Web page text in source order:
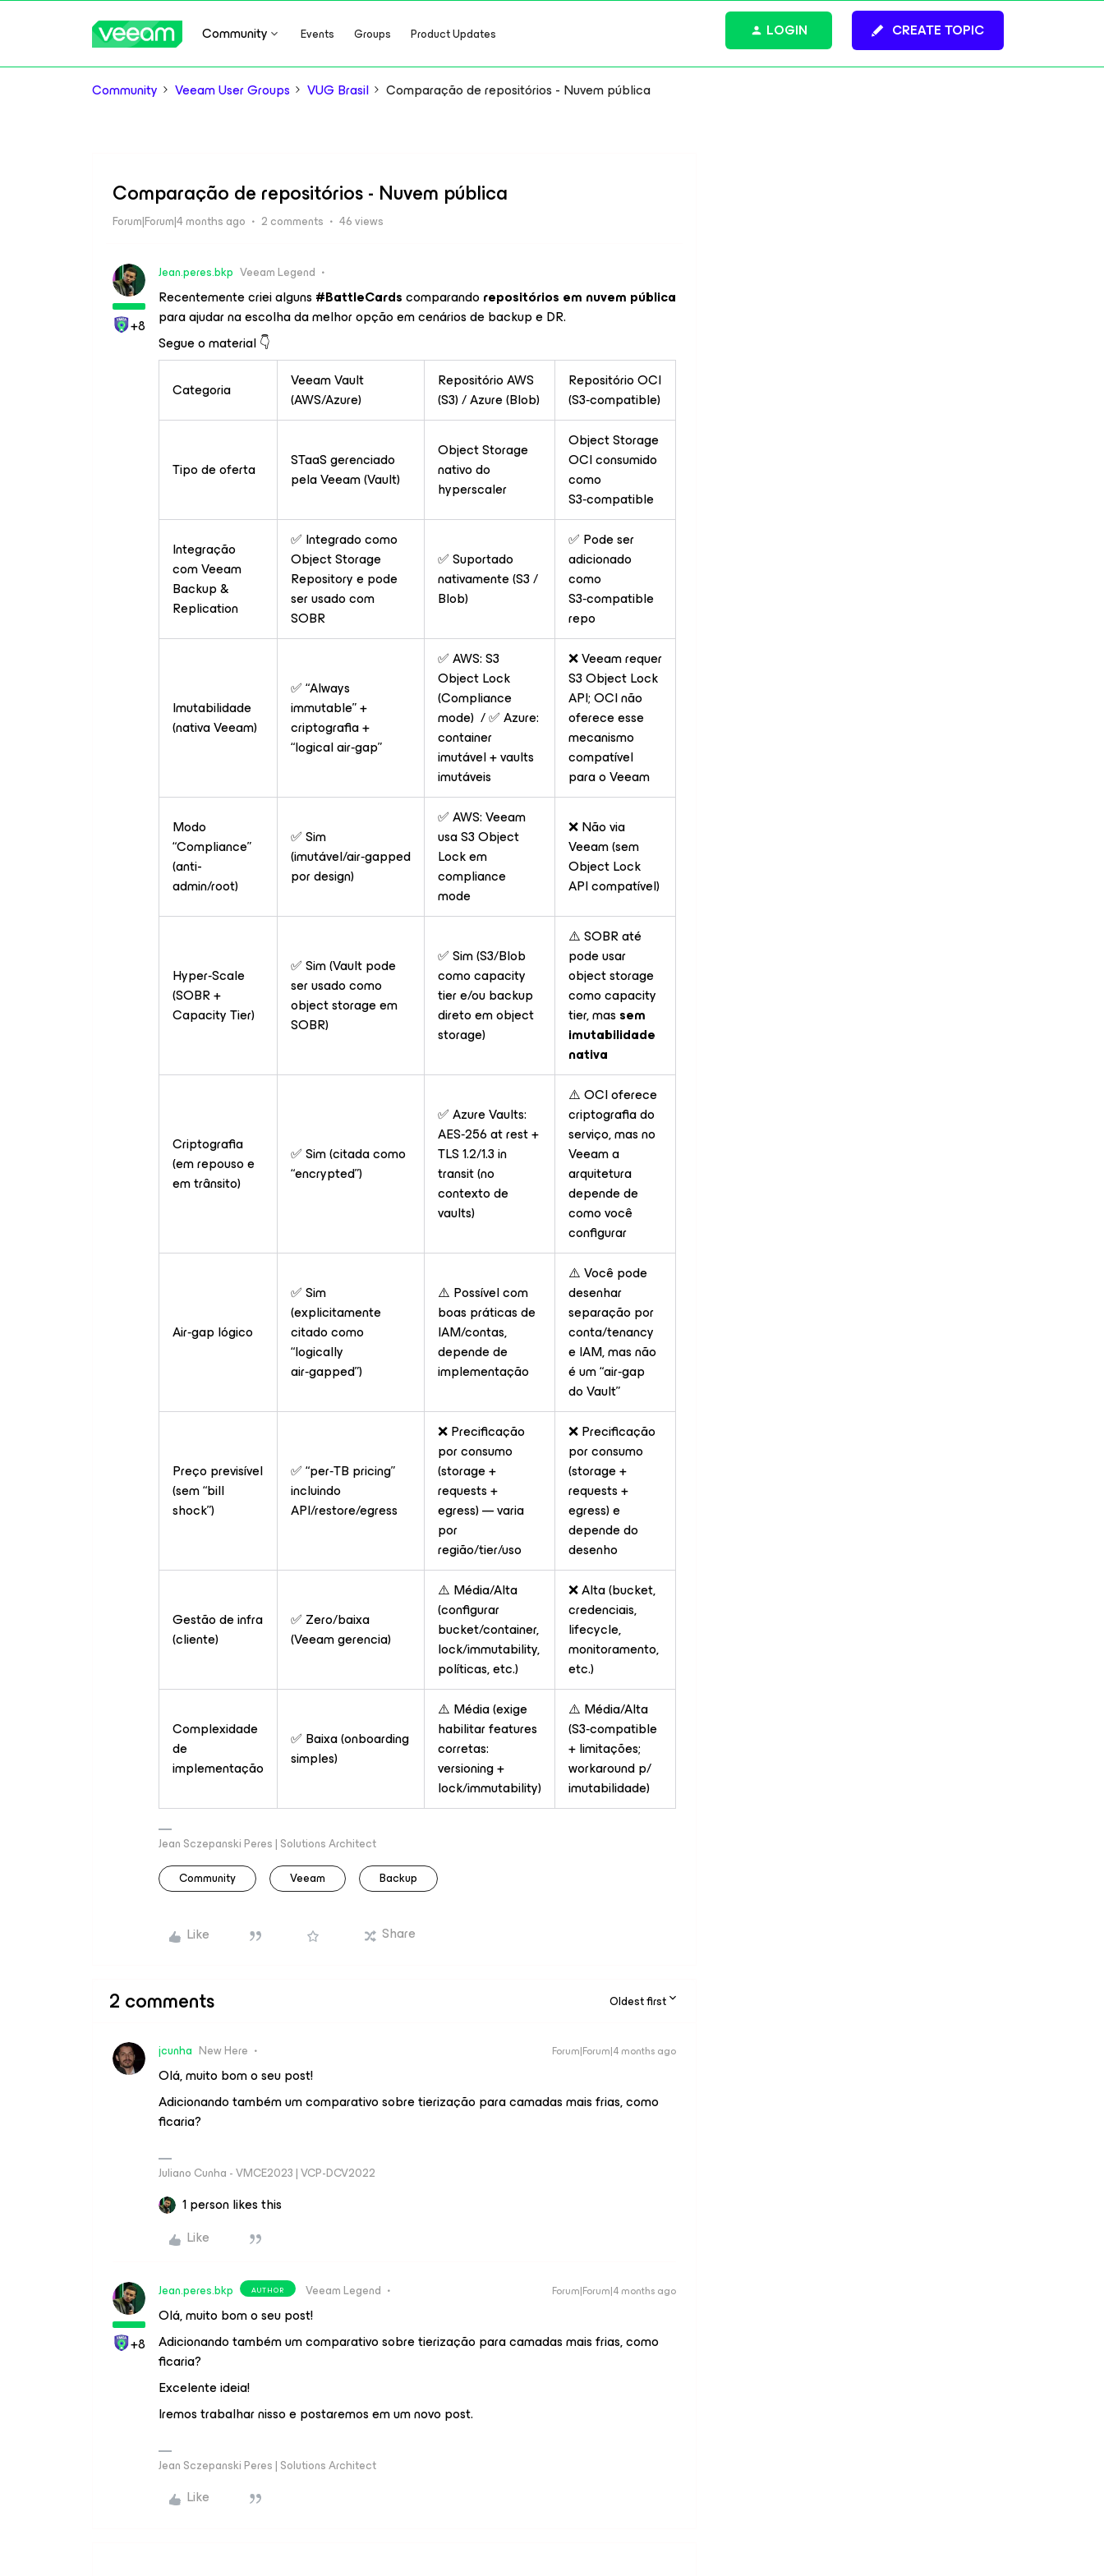
Community Events Groups Product Updates CREATE TOPIC
LOGIN
Community Veeam User Groups VUG Brasil Comparação de repositórios - Nuvem pública
Comparação de repositórios - Nuvem pública
Forum|Forum|4 months ago 2 comments 46 views
+8
Jean.peres.bkp Veeam Legend
Recentemente criei alguns #BattleCardscomparando repositórios em nuvem pública
para ajudar na escolha da melhor opção em cenários de backup e DR.
Segue o material 👇
Categoria
Veeam Vault
(AWS/Azure)
Repositório AWS
(S3) / Azure (Blob)
Repositório OCI
(S3‑compatible)
Tipo de oferta
STaaS gerenciado
pela Veeam (Vault)
Object Storage
nativo do
hyperscaler
Object Storage
OCI consumido
como
S3‑compatible
Integração
com Veeam
Backup &
Replication
✅ Integrado como
Object Storage
Repository e pode
ser usado com
SOBR
✅ Suportado
nativamente (S3 /
Blob)
✅ Pode ser
adicionado
como
S3‑compatible
repo
Imutabilidade
(nativa Veeam)
✅ “Always
immutable” +
criptografia +
“logical air‑gap”
✅ AWS: S3
Object Lock
(Compliance
mode) / ✅ Azure:
container
imutável + vaults
imutáveis
❌ Veeam requer
S3 Object Lock
API; OCI não
oferece esse
mecanismo
compatível
para o Veeam
Modo
“Compliance”
(anti-
admin/root)
✅ Sim
(imutável/air‑gapped
por design)
✅ AWS: Veeam
usa S3 Object
Lock em
compliance
mode
❌ Não via
Veeam (sem
Object Lock
API compatível)
Hyper‑Scale
(SOBR +
Capacity Tier)
✅ Sim (Vault pode
ser usado como
object storage em
SOBR)
✅ Sim (S3/Blob
como capacity
tier e/ou backup
direto em object
storage)
⚠️ SOBR até
pode usar
object storage
como capacity
tier, mas sem
imutabilidade
nativa
Criptografia
(em repouso e
em trânsito)
✅ Sim (citada como
“encrypted”)
✅ Azure Vaults:
AES‑256 at rest +
TLS 1.2/1.3 in
transit (no
contexto de
vaults)
⚠️ OCI oferece
criptografia do
serviço, mas no
Veeam a
arquitetura
depende de
como você
configurar
Air‑gap lógico
✅ Sim
(explicitamente
citado como
“logically
air‑gapped”)
⚠️ Possível com
boas práticas de
IAM/contas,
depende de
implementação
⚠️ Você pode
desenhar
separação por
conta/tenancy
e IAM, mas não
é um “air‑gap
do Vault”
Preço previsível
(sem “bill
shock”)
✅ “per‑TB pricing”
incluindo
API/restore/egress
❌ Precificação
por consumo
(storage +
requests +
egress) — varia
por
região/tier/uso
❌ Precificação
por consumo
(storage +
requests +
egress) e
depende do
desenho
Gestão de infra
(cliente)
✅ Zero/baixa
(Veeam gerencia)
⚠️ Média/Alta
(configurar
bucket/container,
lock/immutability,
políticas, etc.)
❌ Alta (bucket,
credenciais,
lifecycle,
monitoramento,
etc.)
Complexidade
de
implementação
✅ Baixa (onboarding
simples)
⚠️ Média (exige
habilitar features
corretas:
versioning +
lock/immutability)
⚠️ Média/Alta
(S3‑compatible
+ limitações;
workaround p/
imutabilidade)
Jean Sczepanski Peres | Solutions Architect
Community
Veeam Backup
Like Share
2 comments Oldest first
jcunha New Here Forum|Forum|4 months ago
Olá, muito bom o seu post!
Adicionando também um comparativo sobre tierização para camadas mais frias, como
ficaria?
Juliano Cunha - VMCE2023 | VCP-DCV2022
1 person likes this
Like
+8
Jean.peres.bkp AUTHOR Veeam Legend Forum|Forum|4 months ago
Olá, muito bom o seu post!
Adicionando também um comparativo sobre tierização para camadas mais frias, como
ficaria?
Excelente ideia!
Iremos trabalhar nisso e postaremos em um novo post.
Jean Sczepanski Peres | Solutions Architect
Like